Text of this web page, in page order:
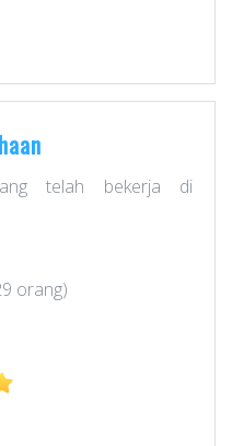
telah bekerja di
orang)